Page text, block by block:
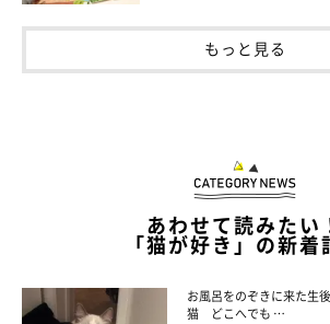
X（旧Twitter）アカウント
もっと見る
あわせて読みたい
「猫が好き」の新着
お風呂をのぞきに来た生
猫 どこへでも …